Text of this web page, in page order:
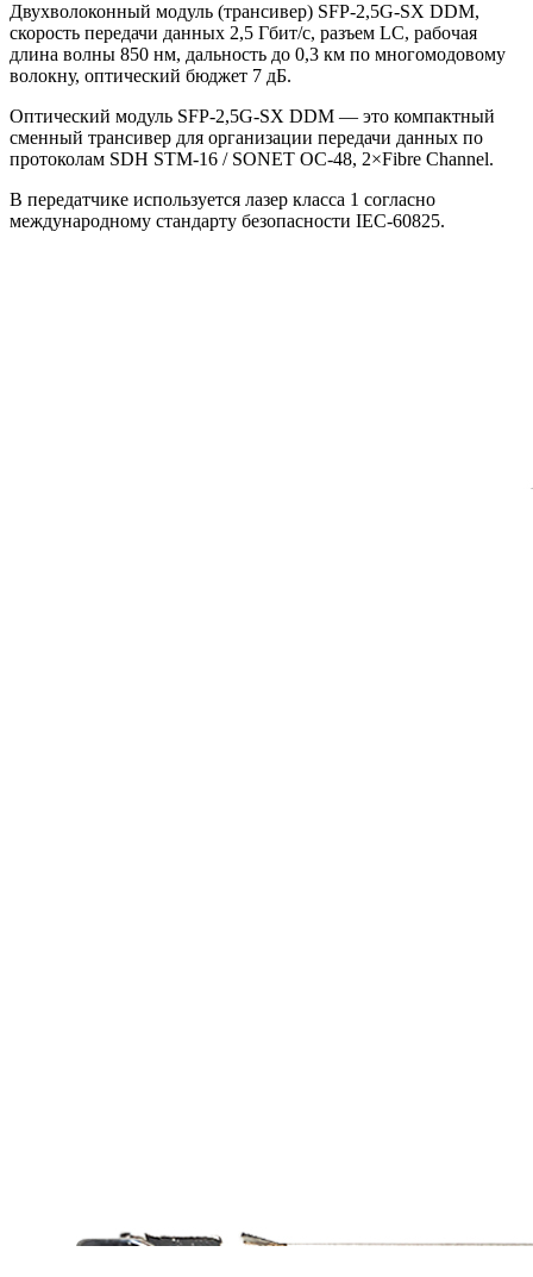
Двухволоконный модуль (трансивер) SFP-2,5G-SX DDM,
скорость передачи данных 2,5 Гбит/с, разъем LC, рабочая
длина волны 850 нм, дальность до 0,3 км по многомодовому
волокну, оптический бюджет 7 дБ.
Оптический модуль SFP-2,5G-SX DDM — это компактный
сменный трансивер для организации передачи данных по
протоколам SDH STM-16 / SONET OC-48, 2×Fibre Channel.
В передатчике используется лазер класса 1 согласно
международному стандарту безопасности IEC-60825.